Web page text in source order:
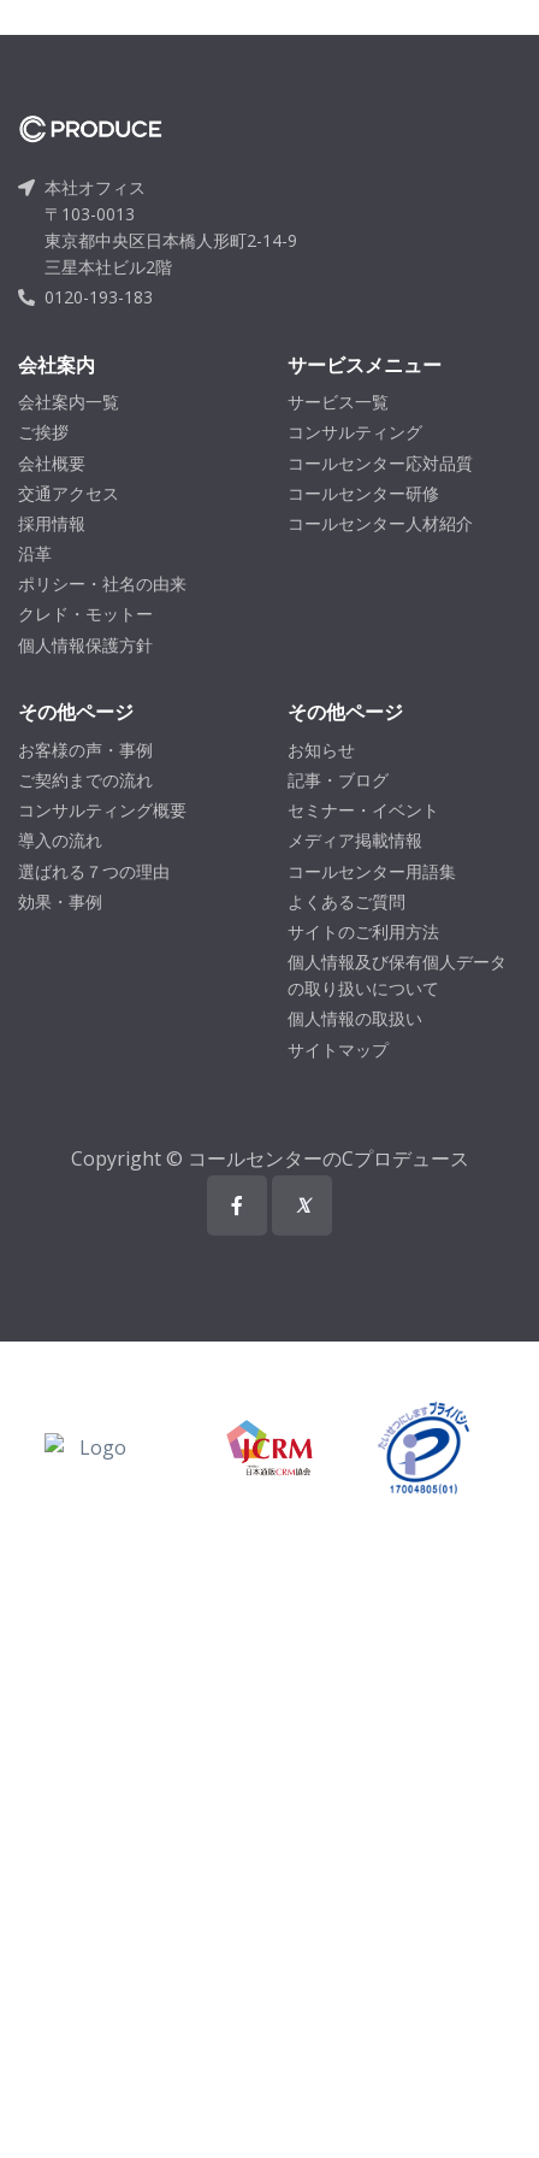
本社オフィス
〒103-0013
東京都中央区日本橋人形町2-14-9
三星本社ビル2階
0120-193-183
会社案内
会社案内一覧
ご挨拶
会社概要
交通アクセス
採用情報
沿革
ポリシー・社名の由来
クレド・モットー
個人情報保護方針
サービスメニュー
サービス一覧
コンサルティング
コールセンター応対品質
コールセンター研修
コールセンター人材紹介
その他ページ
お客様の声・事例
ご契約までの流れ
コンサルティング概要
導入の流れ
選ばれる７つの理由
効果・事例
その他ページ
お知らせ
記事・ブログ
セミナー・イベント
メディア掲載情報
コールセンター用語集
よくあるご質問
サイトのご利用方法
個人情報及び保有個人データ
の取り扱いについて
個人情報の取扱い
サイトマップ
Copyright © コールセンターのCプロデュース